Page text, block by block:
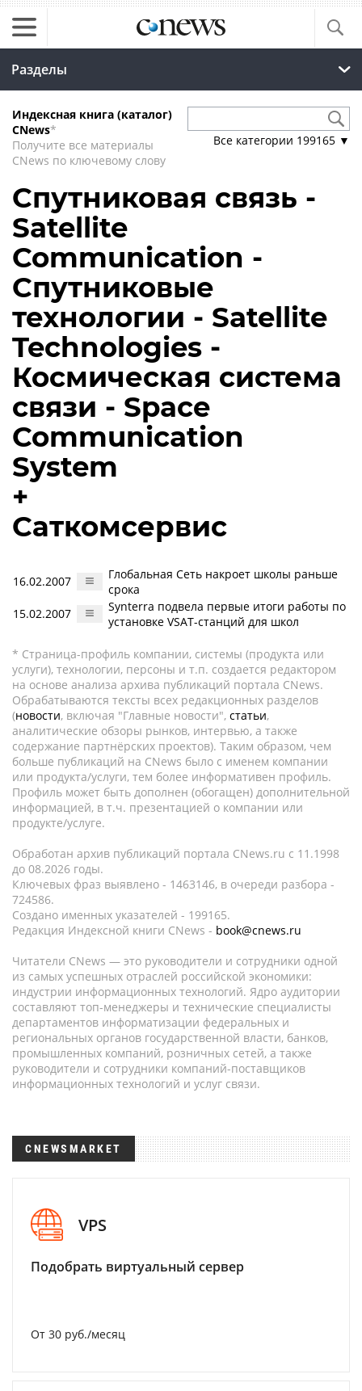
Разделы
Индексная книга (каталог)
CNews*
Получите все материалы
CNews по ключевому слову
Все категории 199165 ▼
Спутниковая связь -
Satellite
Communication -
Спутниковые
технологии - Satellite
Technologies -
Космическая система
связи - Space
Communication
System
+
Саткомсервис
16.02.2007
Глобальная Сеть накроет школы раньше
срока
15.02.2007
Synterra подвела первые итоги работы по
установке VSAT-станций для школ
* Страница-профиль компании, системы (продукта или
услуги), технологии, персоны и т.п. создается редактором
на основе анализа архива публикаций портала CNews.
Обрабатываются тексты всех редакционных разделов
(новости, включая "Главные новости", статьи,
аналитические обзоры рынков, интервью, а также
содержание партнёрских проектов). Таким образом, чем
больше публикаций на CNews было с именем компании
или продукта/услуги, тем более информативен профиль.
Профиль может быть дополнен (обогащен) дополнительной
информацией, в т.ч. презентацией о компании или
продукте/услуге.
Обработан архив публикаций портала CNews.ru c 11.1998
до 08.2026 годы.
Ключевых фраз выявлено - 1463146, в очереди разбора -
724586.
Создано именных указателей - 199165.
Редакция Индексной книги CNews - book@cnews.ru
Читатели CNews — это руководители и сотрудники одной
из самых успешных отраслей российской экономики:
индустрии информационных технологий. Ядро аудитории
составляют топ-менеджеры и технические специалисты
департаментов информатизации федеральных и
региональных органов государственной власти, банков,
промышленных компаний, розничных сетей, а также
руководители и сотрудники компаний-поставщиков
информационных технологий и услуг связи.
CNEWSMARKET
VPS
Подобрать виртуальный сервер
От 30 руб./месяц